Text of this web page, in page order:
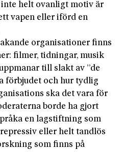
helt ovanligt motiv är
vapen eller iförd en
organisationer finns
filmer, tidningar, musik
till slakt av ”de
förbjudet och hur tydlig
ska det vara för
borde ha gjort
en lagstiftning som
eller helt tandlös
som finns på